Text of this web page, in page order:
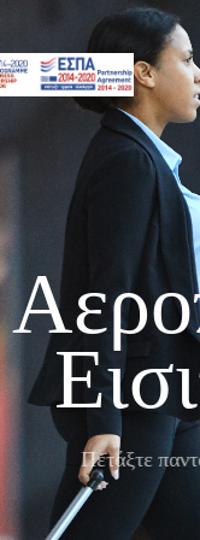
Πετάξτε